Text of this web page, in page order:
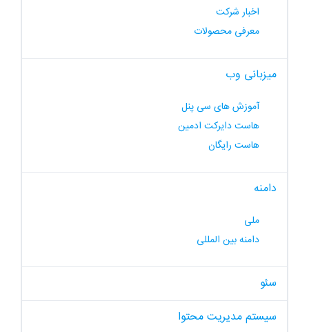
اخبار شرکت
معرفی محصولات
میزبانی وب
آموزش های سی پنل
هاست دایرکت ادمین
هاست رایگان
دامنه
ملی
دامنه بین المللی
سئو
سیستم مدیریت محتوا